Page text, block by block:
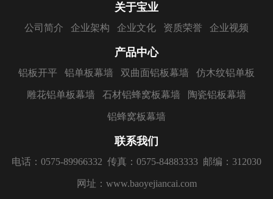
关于宝业
公司简介 企业架构 企业文化 资质荣誉 企业视频
产品中心
铝板开平 铝单板幕墙 双曲面铝板幕墙 仿木纹铝单板
雕花铝单板幕墙 石材铝蜂窝板幕墙 陶瓷铝板幕墙
铝蜂窝板幕墙
联系我们
电话：0575-89966332 传真：0575-84883333 邮编：312030
网址：www.baoyejiancai.com